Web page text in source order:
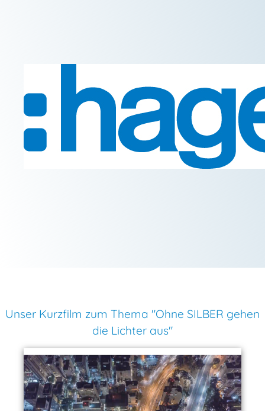
Unser Kurzfilm zum Thema "Ohne SILBER gehen
die Lichter aus"